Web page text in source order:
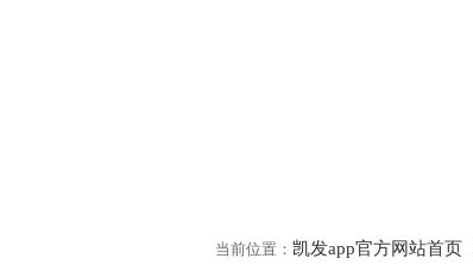
当前位置： 凯发app官方网站首页